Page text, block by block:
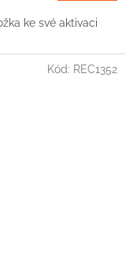
ke své aktivaci
Kód: REC1352